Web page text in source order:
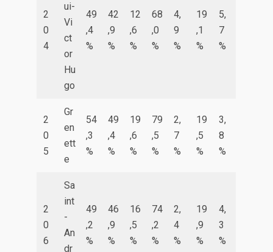
2
0
4
ui-
Vi
ct
or
Hu
go
49
,4
%
42
,9
%
12
,6
%
68
,0
%
4,
9
%
19
,1
%
5,
7
%
2
0
5
Gr
en
ett
e
54
,3
%
49
,4
%
19
,6
%
79
,5
%
2,
7
%
19
,5
%
3,
8
%
2
0
6
Sa
int
-
An
dr
49
,2
%
46
,9
%
16
,5
%
74
,2
%
2,
4
%
19
,9
%
4,
3
%